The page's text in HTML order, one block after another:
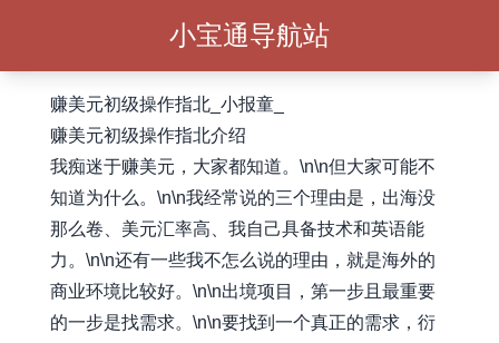
小宝通导航站
赚美元初级操作指北_小报童_
赚美元初级操作指北介绍
我痴迷于赚美元，大家都知道。\n\n但大家可能不
知道为什么。\n\n我经常说的三个理由是，出海没
那么卷、美元汇率高、我自己具备技术和英语能
力。\n\n还有一些我不怎么说的理由，就是海外的
商业环境比较好。\n\n出境项目，第一步且最重要
的一步是找需求。\n\n要找到一个真正的需求，衍